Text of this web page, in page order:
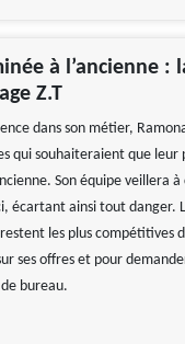
à l’ancienne :
Z.T
dans son métier,
qui souhaiteraient que
Son équipe veillera à
écartant ainsi tout danger.
les plus compétitives
ses offres et pour
bureau.